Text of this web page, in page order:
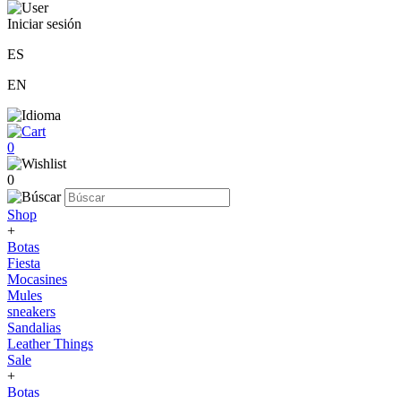
Iniciar sesión
ES
EN
0
0
Shop
+
Botas
Fiesta
Mocasines
Mules
sneakers
Sandalias
Leather Things
Sale
+
Botas